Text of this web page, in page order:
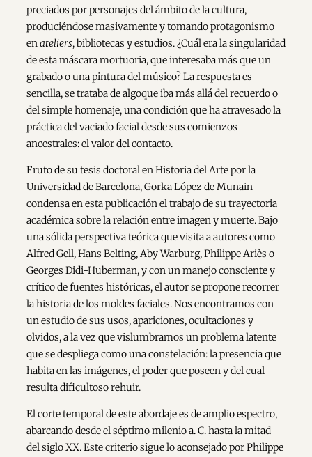
preciados por personajes del ámbito de la cultura,
produciéndose masivamente y tomando protagonismo
en ateliers, bibliotecas y estudios. ¿Cuál era la singularidad
de esta máscara mortuoria, que interesaba más que un
grabado o una pintura del músico? La respuesta es
sencilla, se trataba de algoque iba más allá del recuerdo o
del simple homenaje, una condición que ha atravesado la
práctica del vaciado facial desde sus comienzos
ancestrales: el valor del contacto.
Fruto de su tesis doctoral en Historia del Arte por la
Universidad de Barcelona, Gorka López de Munain
condensa en esta publicación el trabajo de su trayectoria
académica sobre la relación entre imagen y muerte. Bajo
una sólida perspectiva teórica que visita a autores como
Alfred Gell, Hans Belting, Aby Warburg, Philippe Ariès o
Georges Didi-Huberman, y con un manejo consciente y
crítico de fuentes históricas, el autor se propone recorrer
la historia de los moldes faciales. Nos encontramos con
un estudio de sus usos, apariciones, ocultaciones y
olvidos, a la vez que vislumbramos un problema latente
que se despliega como una constelación: la presencia que
habita en las imágenes, el poder que poseen y del cual
resulta dificultoso rehuir.
El corte temporal de este abordaje es de amplio espectro,
abarcando desde el séptimo milenio a. C. hasta la mitad
del siglo XX. Este criterio sigue lo aconsejado por Philippe